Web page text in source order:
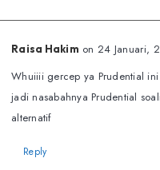
Raisa Hakim on 24 Januari,
Whuiiii gercep ya Prudential
jadi nasabahnya Prudential
alternatif
Reply